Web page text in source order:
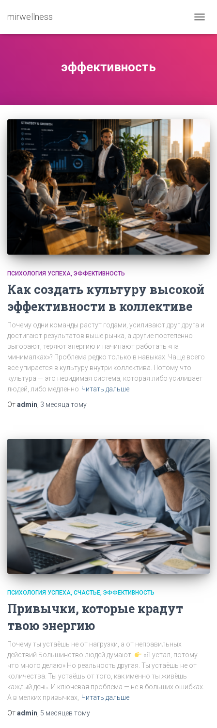
mirwellness
эффективность
ПСИХОЛОГИЯ УСПЕХА ЭФФЕКТИВНОСТЬ
Как создать культуру высокой
эффективности в коллективе
Почему одни команды растут годами, усиливают друг друга и
достигают результатов выше рынка, а другие постепенно
выгорают, теряют энергию и начинают работать «на
минималках»? Проблема редко только в навыках. Чаще всего
всё упирается в культуру внутри коллектива. Потому что
культура — это невидимая система, которая либо усиливает
людей, либо медленно Читать дальше
Отadmin 3 месяца тому
ПСИХОЛОГИЯ УСПЕХА СЧАСТЬЕ ЭФФЕКТИВНОСТЬ
Привычки, которые крадут
твою энергию
Почему ты устаёшь не от нагрузки, а от неправильных
действий Большинство людей думают:
«Я устал, потому
что много делаю» Но реальность другая. Ты устаёшь не от
количества. Ты устаёшь от того, как именно ты живёшь
каждый день. И ключевая проблема — не в больших ошибках.
А в мелких привычках, Читать дальше
Отadmin, 5 месяцев тому